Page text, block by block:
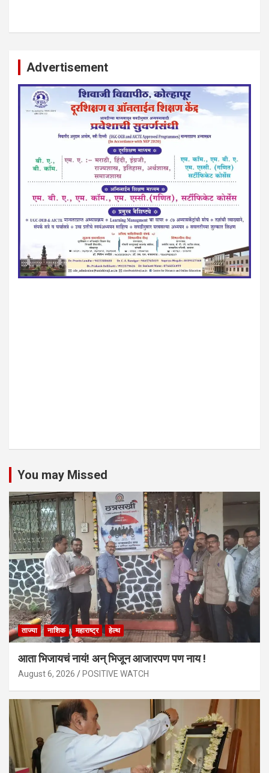
Advertisement
You may Missed
ताज्या नाशिक महाराष्ट्र हेल्थ
आता भिजायचं नायं! अन् भिजून आजारपण पण नाय !
August 6, 2026 POSITIVE WATCH